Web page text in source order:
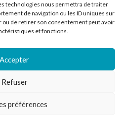
technologies nous permettra de traiter
de navigation ou les ID uniques sur
ou de retirer son consentement peut avoir
et fonctions.
Accepter
Refuser
préférences
Spectacles
Médiation
Agenda
Contact
// Direction Anne Courel • 66